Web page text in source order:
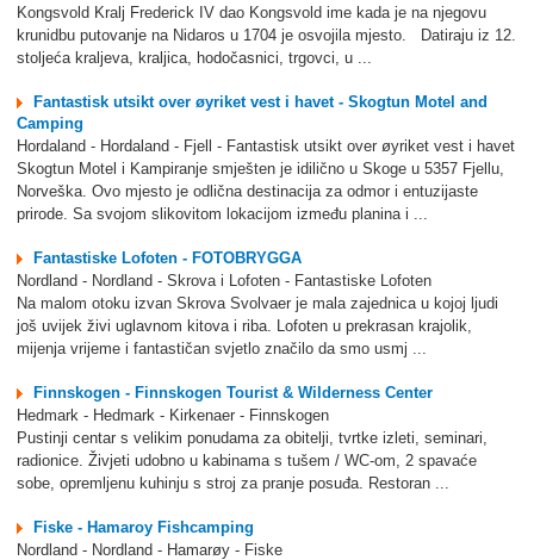
Kongsvold Kralj Frederick IV dao Kongsvold ime kada je na njegovu
krunidbu putovanje na Nidaros u 1704 je osvojila mjesto. Datiraju iz 12.
stoljeća kraljeva, kraljica, hodočasnici, trgovci, u ...
Fantastisk utsikt over øyriket vest i havet - Skogtun Motel and
Camping
Hordaland - Hordaland - Fjell - Fantastisk utsikt over øyriket vest i havet
Skogtun Motel i Kampiranje smješten je idilično u Skoge u 5357 Fjellu,
Norveška. Ovo mjesto je odlična destinacija za odmor i entuzijaste
prirode. Sa svojom slikovitom lokacijom između planina i ...
Fantastiske Lofoten - FOTOBRYGGA
Nordland - Nordland - Skrova i Lofoten - Fantastiske Lofoten
Na malom otoku izvan Skrova Svolvaer je mala zajednica u kojoj ljudi
još uvijek živi uglavnom kitova i riba. Lofoten u prekrasan krajolik,
mijenja vrijeme i fantastičan svjetlo značilo da smo usmj ...
Finnskogen - Finnskogen Tourist & Wilderness Center
Hedmark - Hedmark - Kirkenaer - Finnskogen
Pustinji centar s velikim ponudama za obitelji, tvrtke izleti, seminari,
radionice. Živjeti udobno u kabinama s tušem / WC-om, 2 spavaće
sobe, opremljenu kuhinju s stroj za pranje posuđa. Restoran ...
Fiske - Hamaroy Fishcamping
Nordland - Nordland - Hamarøy - Fiske